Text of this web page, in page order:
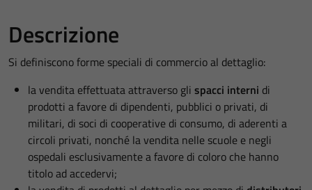
Descrizione
Si definiscono forme speciali di commercio al dettaglio:
la vendita effettuata attraverso gli spacci interni di
prodotti a favore di dipendenti, pubblici o privati, di
militari, di soci di cooperative di consumo, di aderenti a
circoli privati, nonché la vendita nelle scuole e negli
ospedali esclusivamente a favore di coloro che hanno
titolo ad accedervi;